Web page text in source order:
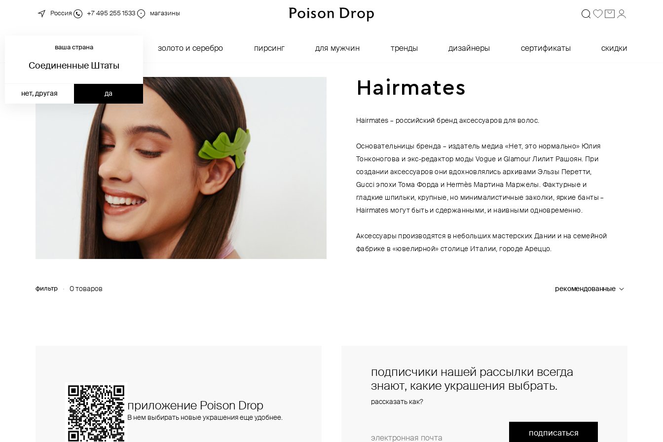
Россия +7 495 255 1533 магазины
новинки золото и серебро пирсинг для мужчин тренды дизайнеры сертификаты скидки
ваша страна
Соединенные Штаты
да
нет, другая Hairmates
Hairmates – российский бренд аксессуаров для волос.
Основательницы бренда – издатель медиа «Нет, это нормально» Юлия
Тонконогова и экс-редактор моды Vogue и Glamour Лилит Рашоян. При
создании аксессуаров они вдохновлялись архивами Эльзы Перетти,
Gucci эпохи Тома Форда и Hermès Мартина Маржелы. Фактурные и
гладкие шпильки, крупные, но минималистичные заколки, яркие банты –
Hairmates могут быть и сдержанными, и наивными одновременно.
Аксессуары производятся в небольших мастерских Дании и на семейной
фабрике в «ювелирной» столице Италии, городе Ареццо.
фильтр 0 товаров рекомендованные
подписчики нашей рассылки всегда
знают, какие украшения выбрать.
рассказать как?
подписаться
приложение Poison Drop
В нем выбирать новые украшения еще удобнее.